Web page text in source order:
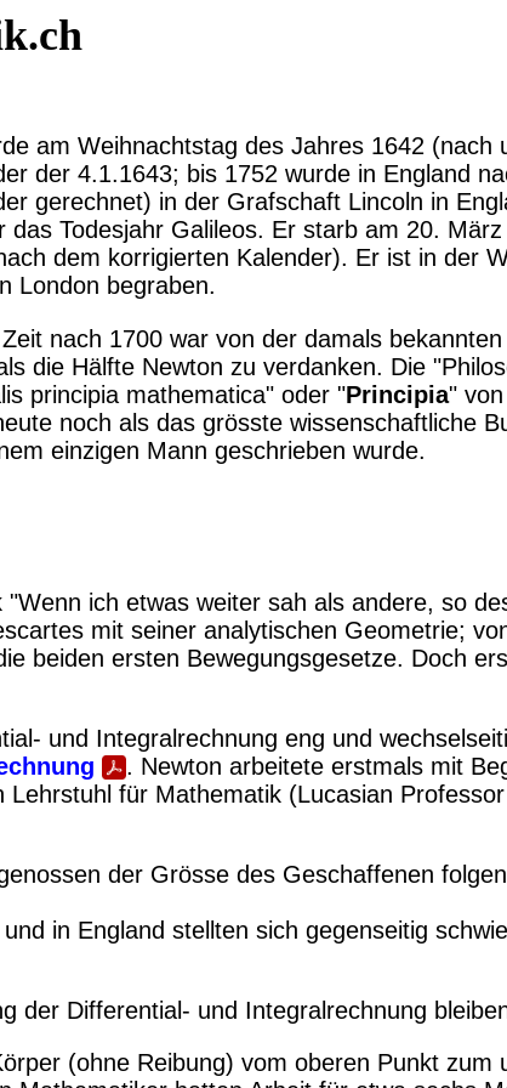
am Weihnachtstag des Jahres 1642 (nach
der 4.1.1643; bis 1752 wurde in England
gerechnet) in der Grafschaft Lincoln in
das Todesjahr Galileos. Er starb am 20.
dem korrigierten Kalender). Er ist in der
London begraben.
nach 1700 war von der damals
die Hälfte Newton zu verdanken. Die
principia mathematica" oder "Principia"
noch als das grösste wissenschaftliche
einzigen Mann geschrieben wurde.
ich etwas weiter sah als andere, so
mit seiner analytischen Geometrie;
beiden ersten Bewegungsgesetze. Doch
und Integralrechnung eng und
. Newton arbeitete erstmals mit
für Mathematik (Lucasian
der Grösse des Geschaffenen
in England stellten sich gegenseitig
der Differential- und Integralrechnung
(ohne Reibung) vom oberen Punkt zum